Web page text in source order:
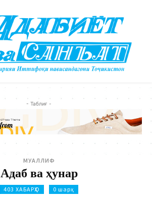
- Таблиғ -
МУАЛЛИФ
Адаб ва ҳунар
403 ХАБАРҲО 0 шарҳ